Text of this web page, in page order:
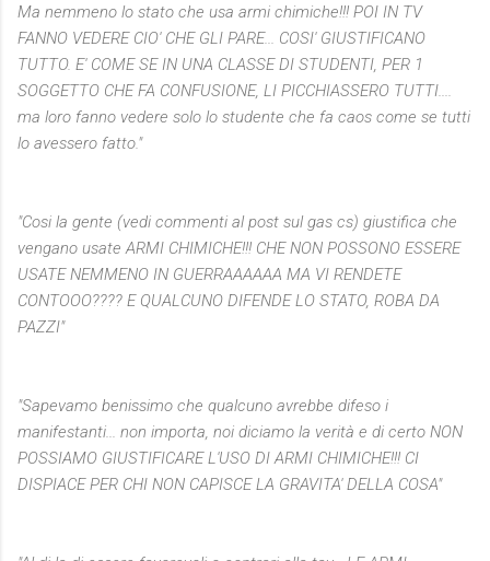
Ma nemmeno lo stato che usa armi chimiche!!! POI IN TV
FANNO VEDERE CIO' CHE GLI PARE... COSI' GIUSTIFICANO
TUTTO. E' COME SE IN UNA CLASSE DI STUDENTI, PER 1
SOGGETTO CHE FA CONFUSIONE, LI PICCHIASSERO TUTTI....
ma loro fanno vedere solo lo studente che fa caos come se tutti
lo avessero fatto."
"Cosi la gente (vedi commenti al post sul gas cs) giustifica che
vengano usate ARMI CHIMICHE!!! CHE NON POSSONO ESSERE
USATE NEMMENO IN GUERRAAAAAA MA VI RENDETE
CONTOOO???? E QUALCUNO DIFENDE LO STATO, ROBA DA
PAZZI"
"Sapevamo benissimo che qualcuno avrebbe difeso i
manifestanti... non importa, noi diciamo la verità e di certo NON
POSSIAMO GIUSTIFICARE L'USO DI ARMI CHIMICHE!!! CI
DISPIACE PER CHI NON CAPISCE LA GRAVITA' DELLA COSA"